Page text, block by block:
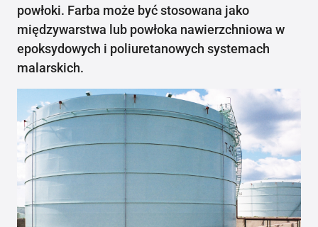
powłoki. Farba może być stosowana jako
międzywarstwa lub powłoka nawierzchniowa w
epoksydowych i poliuretanowych systemach
malarskich.